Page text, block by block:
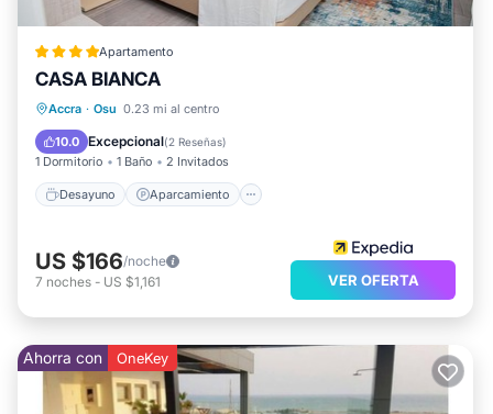
Apartamento
CASA BIANCA
Accra · Osu 0.23 mi al centro
10.0 Excepcional(2 Reseñas)
1 Dormitorio 1 Baño 2 Invitados
Desayuno Aparcamiento
Desayuno Aparcamiento
Cocina
US $166/noche
7 noches - US $1,161 VER OFERTA
Ahorra con OneKey